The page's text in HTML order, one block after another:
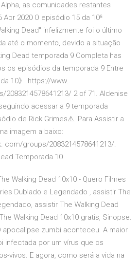
as comunidades restantes
2020 O episódio 15 da 10ª
Dead" infelizmente foi o último
até o momento, devido a situação
Dead temporada 9 Completa has
os episódios da temporada 9 Entre
10》 https://www.
2 of 71. Aldenise
acessar a 9 temporada
de Rick Grimes⚠. Para Assistir a
imagem a baixo:
com/groups/2083214578641213/.
Temporada 10.
Walking Dead 10x10 - Quero Filmes
Dublado e Legendado , assistir The
assistir The Walking Dead
Walking Dead 10x10 gratis, Sinopse:
apocalipse zumbi aconteceu. A maior
infectada por um vírus que os
vivos. E agora, como será a vida na